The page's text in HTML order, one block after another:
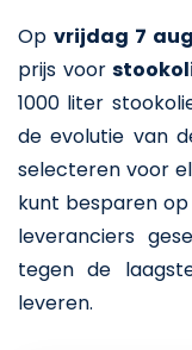
Op vrijdag 7
prijs voor
1000 liter
de evolutie van
selecteren voor
kunt besparen
leveranciers
tegen de
leveren.